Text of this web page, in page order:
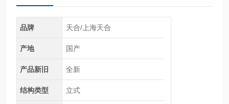
品牌 天合/上海天合
产地 国产
产品新旧 全新
结构类型 立式